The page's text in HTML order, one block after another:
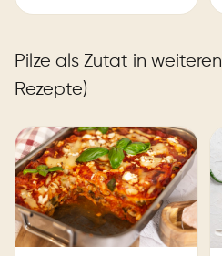
Pilze als Zutat in
Rezepte)